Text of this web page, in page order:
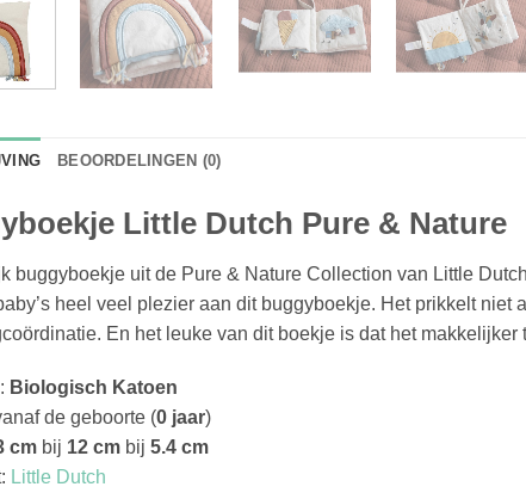
BEOORDELINGEN (0)
Little Dutch Pure & Nature
buggyboekje uit de Pure & Nature Collection van Little
heel veel plezier aan dit buggyboekje. Het prikkelt
En het leuke van dit boekje is dat het
Biologisch Katoen
de geboorte (0 jaar)
cm bij 12 cm bij 5.4 cm
Little Dutch